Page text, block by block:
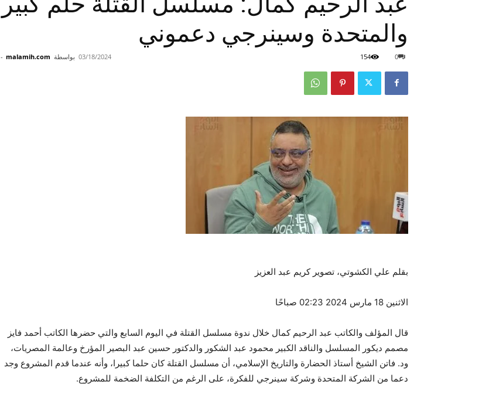
والمتحدة وسينرجي دعموني
بواسطة malamih.com
- 03/18/2024 0
154
بقلم علي الكشوتي، تصوير كريم عبد العزيز
الاثنين 18 مارس 2024 02:23 صباحًا
قال المؤلف والكاتب عبد الرحيم كمال خلال ندوة مسلسل القتلة في اليوم السابع والتي حضرها الكاتب أحمد فايز
مصمم ديكور المسلسل والناقد الكبير محمود عبد الشكور والدكتور حسين عبد البصير المؤرخ وعالمة المصريات،
ود. فاتن الشيخ أستاذ الحضارة والتاريخ الإسلامي، أن مسلسل القتلة كان حلما كبيرا، وأنه عندما قدم المشروع وجد
دعما من الشركة المتحدة وشركة سينرجي للفكرة، على الرغم من التكلفة الضخمة للمشروع.